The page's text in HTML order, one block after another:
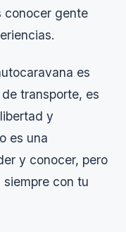
conocer gente
es
transporte, es
y
es una
y conocer, pero
con tu